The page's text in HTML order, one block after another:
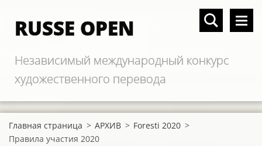
RUSSE OPEN
Независимый международный конкурс
художественного перевода
Главная страница > АРХИВ > Foresti 2020 >
Правила участия 2020